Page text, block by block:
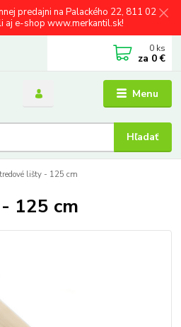
predajni na Palackého 22, 811 02
aj e-shop www.merkantil.sk!
Menu
Hľadať
0 ks
za 0 €
lišty - 125 cm
125 cm